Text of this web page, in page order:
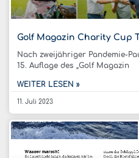
Golf Magazin Charity Cup
Nach zweijähriger Pandemie-
15. Auflage des „Golf Magazin
WEITER LESEN »
11. Juli 2023